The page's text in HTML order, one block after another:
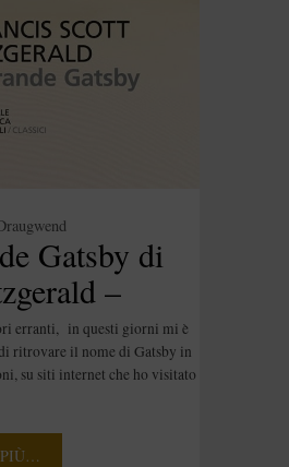
Gatsby di
–
Dolcetti al
erranti, in questi giorni mi è
ritrovare il nome di Gatsby in
su siti internet che ho visitato